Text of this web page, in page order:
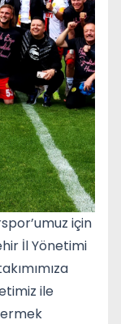
için
İl Yönetimi
ile